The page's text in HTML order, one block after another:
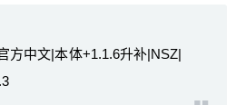
方中文|本体+1.1.6升补|NSZ|